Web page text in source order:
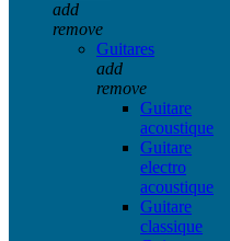
add
remove
Guitares
add
remove
Guitare
acoustique
Guitare
electro
acoustique
Guitare
classique